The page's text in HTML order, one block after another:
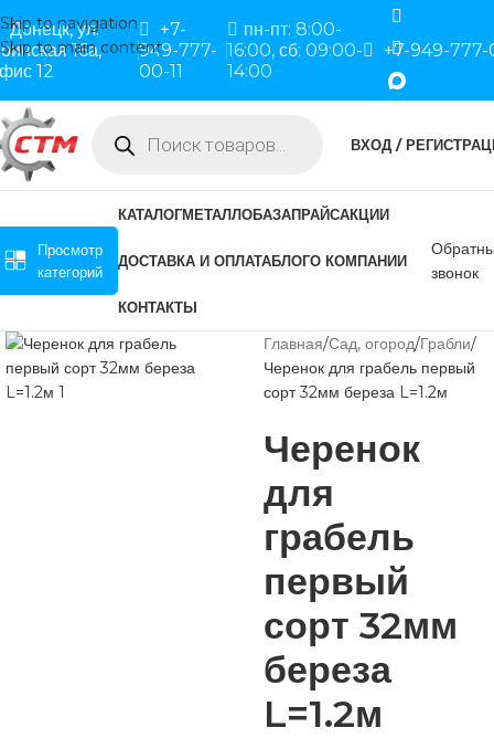
Skip to navigation
Skip to main content
Донецк, ул.
16а,
12
+7-
949-777-
00-11
пн-пт: 8:00-
16:00, сб: 09:00-
14:00
+7-949-777-
ВХОД /
Просмотр
категорий
КАТАЛОГМЕТАЛЛОБАЗАПРАЙСАКЦИИ
ДОСТАВКА И ОПЛАТАБЛОГО КОМПАНИИ
КОНТАКТЫ
звонок
Главная Сад, огород Грабли
Черенок для грабель первый
сорт 32мм береза L=1.2м
Черенок
для
грабель
первый
сорт 32мм
береза
L=1.2м